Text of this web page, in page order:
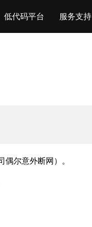
低代码平台 服务支持
尔意外断网）。